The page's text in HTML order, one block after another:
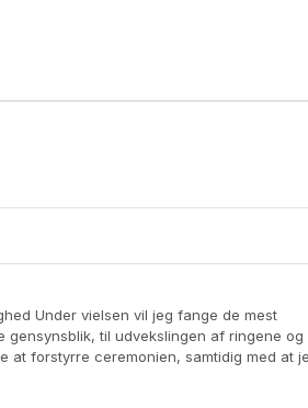
til udvekslingen af ringene og
forstyrre ceremonien, samtidig med at
billeder. Dette bliver vores tid til